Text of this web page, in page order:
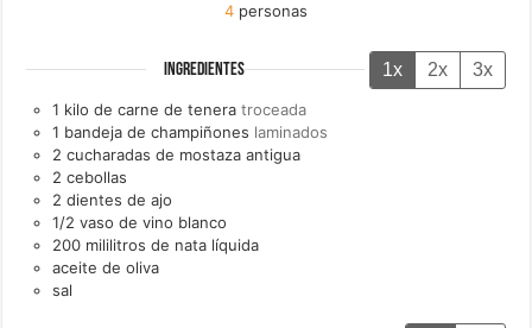
4 personas
INGREDIENTES 1x 2x 3x
1 kilo de carne de tenera troceada
1 bandeja de champiñones laminados
2 cucharadas de mostaza antigua
2 cebollas
2 dientes de ajo
1/2 vaso de vino blanco
200 mililitros de nata líquida
aceite de oliva
sal